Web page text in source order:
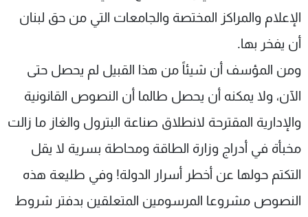
الإعلام والمراكز المختصة والجامعات التي من حق لبنان
أن يفخر بها.
ومن المؤسف أن شيئاً من هذا القبيل لم يحصل حتى
الآن، ولا يمكنه أن يحصل طالما أن النصوص القانونية
والإدارية المقترحة لانطلاق صناعة البترول والغاز ما زالت
مخبأة في أدراج وزارة الطاقة ومحاطة بسرية لا يقل
التكتم حولها عن أخطر أسرار الدولة! وفي طليعة هذه
النصوص مشروعا المرسومين المتعلقين بدفتر شروط